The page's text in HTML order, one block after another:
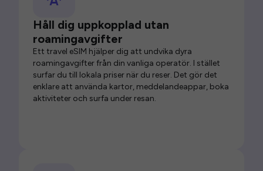
Håll dig uppkopplad utan
roamingavgifter
Ett travel eSIM hjälper dig att undvika dyra
roamingavgifter från din vanliga operatör. I stället
surfar du till lokala priser när du reser. Det gör det
enklare att använda kartor, meddelandeappar, boka
aktiviteter och surfa under resan.